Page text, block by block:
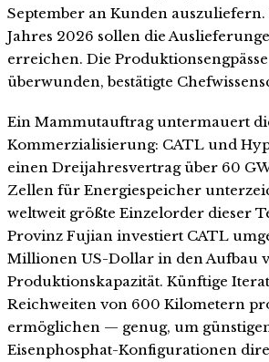
September an Kunden auszuliefern.
Jahres 2026 sollen die
erreichen. Die
überwunden, bestätigte
Ein Mammutauftrag untermauert
Kommerzialisierung: CATL und
einen Dreijahresvertrag über 60
Zellen für Energiespeicher
weltweit größte Einzelorder dieser
Provinz Fujian investiert CATL
Millionen US-Dollar in den Aufbau
Produktionskapazität. Künftige
Reichweiten von 600 Kilometern
ermöglichen — genug, um
Eisenphosphat-Konfigurationen